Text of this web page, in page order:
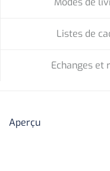
Listes de
Echanges et
Aperçu